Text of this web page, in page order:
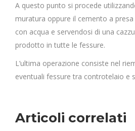
A questo punto si procede
muratura oppure il cemento a
con acqua e servendosi di una
prodotto in tutte le fessure.
L’ultima operazione consiste nel
eventuali fessure tra controtelaio e
Articoli correlati